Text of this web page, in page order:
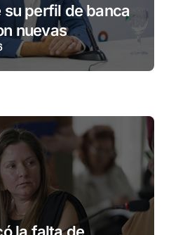
su perfil de banca
nuevas
familias y